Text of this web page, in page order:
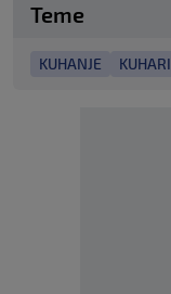
Teme
KUHANJE KUHARI